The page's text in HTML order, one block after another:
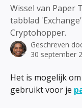
Wissel van Paper
tabblad
Cryptohopper.
Geschreven
30 september
Het is mogelijk
gebruikt voor je